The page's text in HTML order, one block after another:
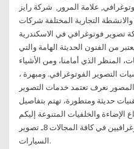
علامة المرور, شركة رايز
التجارية المختلفة شركات
فوتوغرافي في الاسكندرية
من الفنون الحديثة الهامة والتي
المنظر الذي أمامنا، ومن الأشياء
التصوير الفوتوغرافي. ومبهرة ،
نعرف تعتمد خدمات التصوير
حديثة ومتطورة، تهتم بتفاصيل
الإضاءة والخلفيات المتنوعة إليكم
أبرز الشركات والمصورين الفوتوغرافيين في كافة المجالات 8ـ تصوير
السيارات.